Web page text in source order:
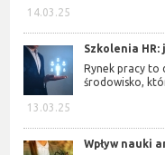
14.03.25
13.03.25
Szkolenia
Rynek pracy to
środowisko,
Wpływ nauki